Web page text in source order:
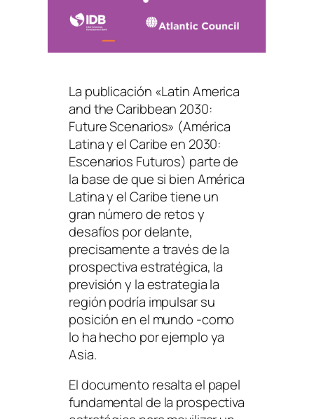
La publicación «Latin America
and the Caribbean 2030:
Future Scenarios» (América
Latina y el Caribe en 2030:
Escenarios Futuros) parte de
la base de que si bien América
Latina y el Caribe tiene un
gran número de retos y
desafíos por delante,
precisamente a través de la
prospectiva estratégica, la
previsión y la estrategia la
región podría impulsar su
posición en el mundo -como
lo ha hecho por ejemplo ya
Asia.
El documento resalta el papel
fundamental de la prospectiva